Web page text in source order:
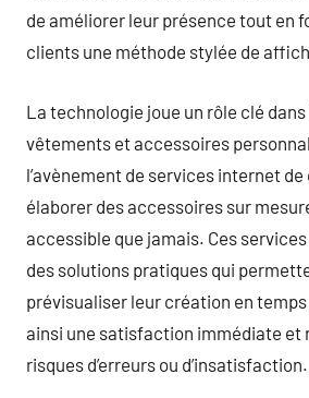
de améliorer leur présence tout en
clients une méthode stylée de
La technologie joue un rôle clé
vêtements et accessoires
l’avènement de services internet
élaborer des accessoires sur
accessible que jamais. Ces
des solutions pratiques qui
prévisualiser leur création en
ainsi une satisfaction immédiate et
risques d’erreurs ou d’insatisfaction.